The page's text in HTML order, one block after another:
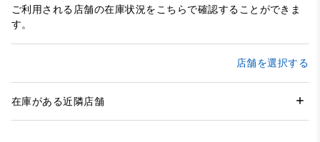
ご利用される店舗の在庫状況をこちらで確認することができま
す。
店舗を選択する
在庫がある近隣店舗